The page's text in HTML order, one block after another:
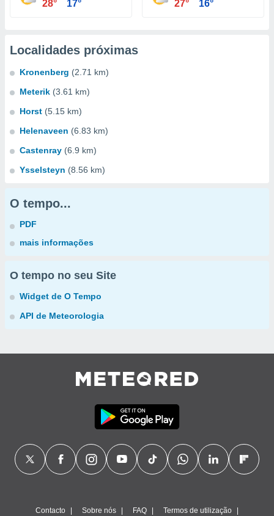
28° 17° 27° 16°
Localidades próximas
Kronenberg (2.71 km)
Meterik (3.61 km)
Horst (5.15 km)
Helenaveen (6.83 km)
Castenray (6.9 km)
Ysselsteyn (8.56 km)
O tempo...
PDF
mais informações
O tempo no seu Site
Widget de O Tempo
API de Meteorologia
Contacto Sobre nós FAQ Termos de utilização